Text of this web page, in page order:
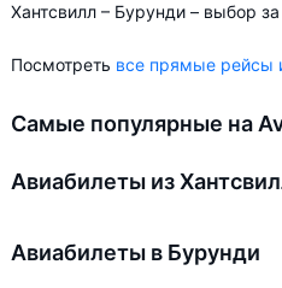
Хантсвилл – Бурунди – выбор
Посмотреть все прямые рейсы
Самые популярные на
Авиабилеты из
Авиабилеты в Бурунди